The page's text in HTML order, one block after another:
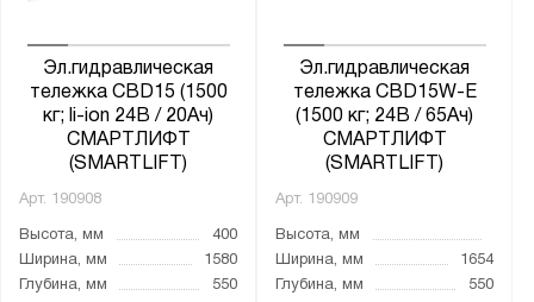
Эл.гидравлическая
тележка CBD15 (1500
кг; li-ion 24В / 20Ач)
СМАРТЛИФТ
(SMARTLIFT)
Арт. 190908
Высота, мм
400
Ширина, мм
1580
Глубина, мм
550
Эл.гидравлическая
тележка CBD15W-E
(1500 кг; 24В / 65Ач)
СМАРТЛИФТ
(SMARTLIFT)
Арт. 190909
Высота, мм
Ширина, мм
1654
Глубина, мм
550
от до
Грузоподъёмность тележки, кг:
от